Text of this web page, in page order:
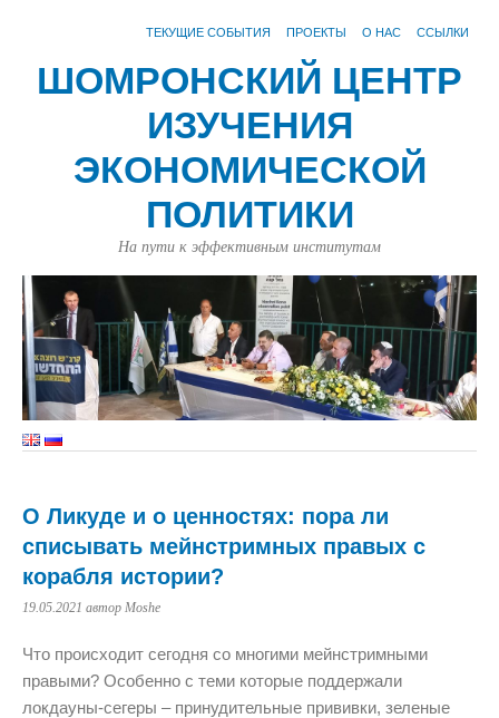
ТЕКУЩИЕ СОБЫТИЯ ПРОЕКТЫ О НАС ССЫЛКИ
ШОМРОНСКИЙ ЦЕНТР
ИЗУЧЕНИЯ
ЭКОНОМИЧЕСКОЙ
ПОЛИТИКИ
На пути к эффективным институтам
О Ликуде и о ценностях: пора ли
списывать мейнстримных правых с
корабля истории?
19.05.2021 автор Moshe
Что происходит сегодня со многими мейнстримными
правыми? Особенно с теми которые поддержали
локдауны-сегеры – принудительные прививки, зеленые